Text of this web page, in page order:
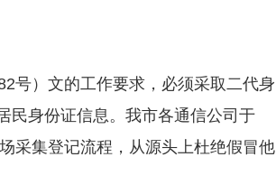
）文的工作要求，必须采取二代身
民身份证信息。我市各通信公司于
采集登记流程，从源头上杜绝假冒他